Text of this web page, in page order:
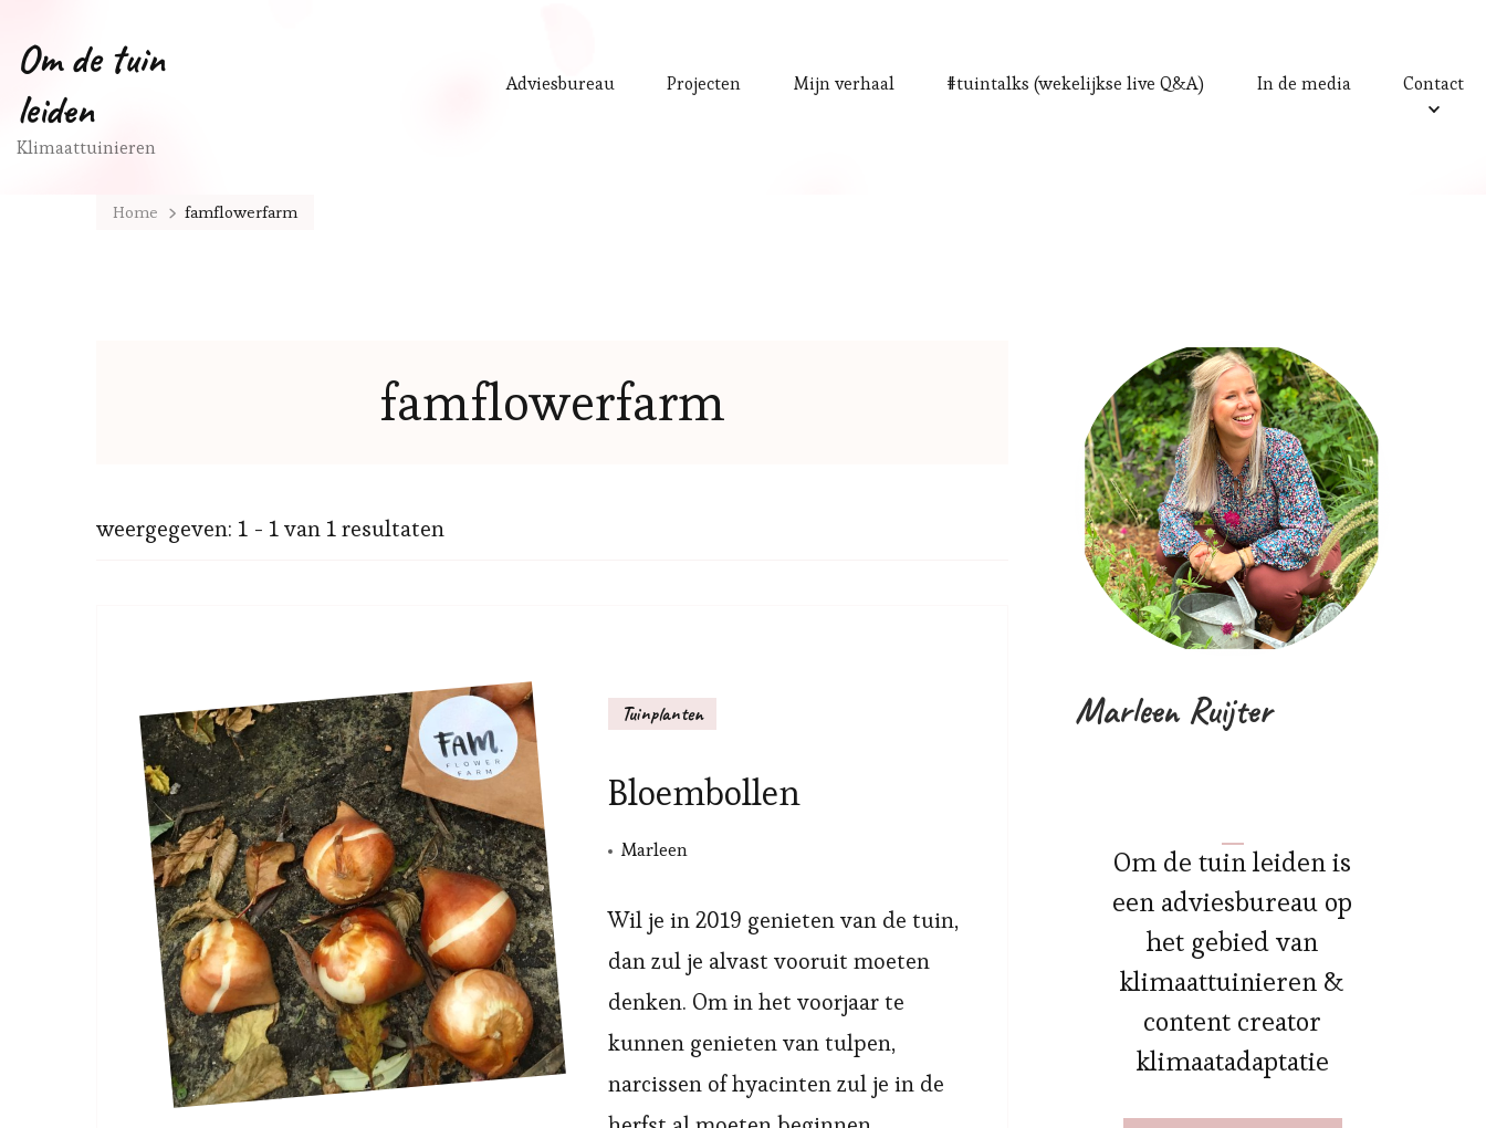
Adviesbureau Projecten Mijn verhaal #tuintalks (wekelijkse live Q&A) In de media Contact
Om de tuin
leiden
Klimaattuinieren
Home famflowerfarm
famflowerfarm
weergegeven: 1 - 1 van 1 resultaten
Tuinplanten
Bloembollen
Marleen
Wil je in 2019 genieten van de tuin,
dan zul je alvast vooruit moeten
denken. Om in het voorjaar te
kunnen genieten van tulpen,
narcissen of hyacinten zul je in de
Marleen Ruijter
Om de tuin leiden is
een adviesbureau op
het gebied van
klimaattuinieren &
content creator
klimaatadaptatie